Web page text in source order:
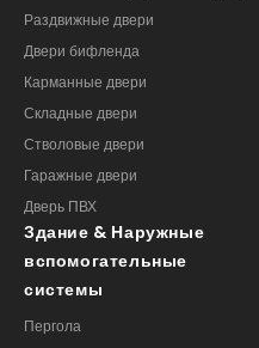
Раздвижные двери
Двери бифленда
Карманные двери
Складные двери
Стволовые двери
Гаражные двери
Дверь ПВХ
Здание & Наружные
вспомогательные
системы
Пергола